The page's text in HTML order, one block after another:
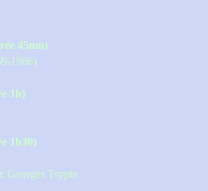
45mn)
1966)
1h)
1h30)
Georges Tsypin